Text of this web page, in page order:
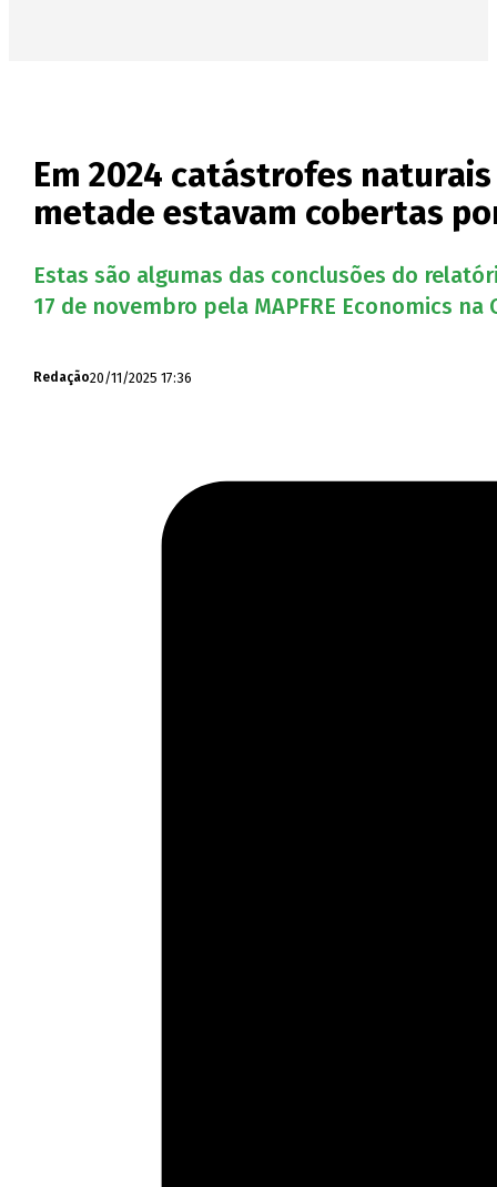
Em 2024 catástrofes
metade estavam cobertas
Estas são algumas das conclusões do
17 de novembro pela MAPFRE Economics na
Redação20/11/2025 17:36